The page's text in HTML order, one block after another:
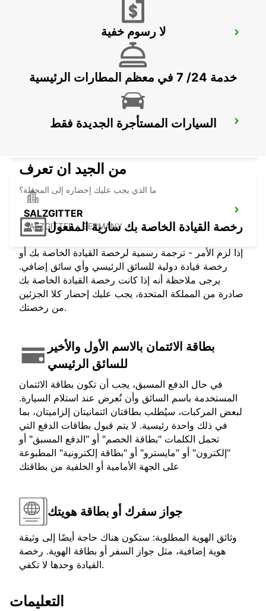
BRAUNSCHWEIG NORD VW FS
BRAUNSCHWEIG - GERMANY
HALLE SAALE
SALZGITTER
SALZGITTER - GERMANY
لا رسوم خفية
خدمة 24/ 7 في معظم المطارات الرئيسية
السيارات المستأجرة الجديدة فقط
من الجيد ان تعرف
ما الذي يجب عليك إحضاره إلى المحطة؟
رخصة القيادة الخاصة بك سارية المفعول
إذا لزم الأمر - ترجمة رسمية لرخصة القيادة الخاصة بك أو
رخصة قيادة دولية للسائق الرئيسي وأي سائق إضافي.
يرجى ملاحظة أنه إذا كانت رخصة القيادة الخاصة بك
صادرة من المملكة المتحدة، يجب عليك إحضار كلا الجزئين
من رخصتك.
بطاقة الائتمان بالاسم الأول والأخير
للسائق الرئيسي
في حال الدفع المسبق، يجب أن تكون بطاقة الائتمان
المستخدمة باسم السائق وأن تُعرض عند استلام السيارة.
لبعض المركبات، سيُطلب بطاقتان ائتمانيتان إلزاميتان، بما
في ذلك واحدة رئيسية. لا يتم قبول بطاقات الدفع التي
تحمل الكلمات "بطاقة الخصم" أو "الدفع المسبق" أو
"إلكترون" أو "مايسترو" أو "بطاقة إلكترونية" المطبوعة
على الجهة الأمامية أو الخلفية من بطاقتك
جواز سفرك أو بطاقة هويتك
وثائق الهوية المطلوبة: ستكون هناك حاجة أيضًا إلى وثيقة
هوية إضافية، مثل جواز السفر أو بطاقة الهوية. رخصة
القيادة وحدها لا تكفي.
التعليمات